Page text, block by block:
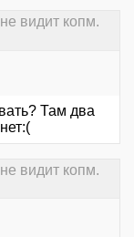
видит копм.
Там два
видит копм.